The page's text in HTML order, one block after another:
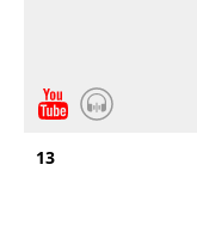
13